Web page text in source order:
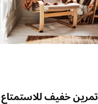
خفيف للاستمتاع